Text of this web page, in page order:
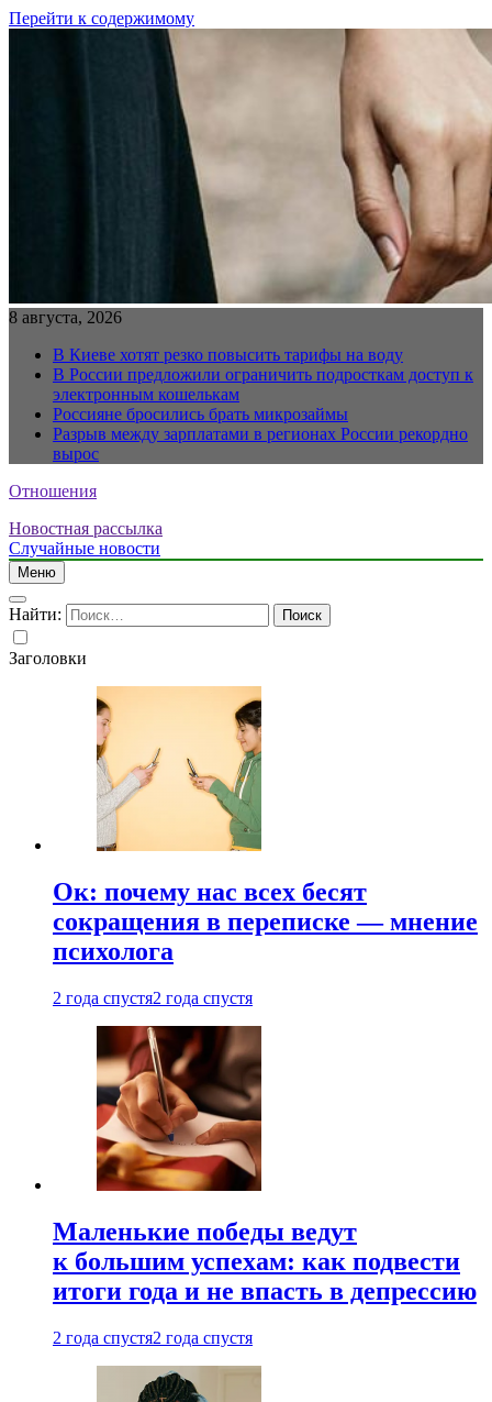
Перейти к содержимому
8 августа, 2026
В Киеве хотят резко повысить тарифы на воду
В России предложили ограничить подросткам доступ к
электронным кошелькам
Россияне бросились брать микрозаймы
Разрыв между зарплатами в регионах России рекордно
вырос
Отношения
Новостная рассылка
Случайные новости
Меню
Найти:
Заголовки
Ок: почему нас всех бесят
сокращения в переписке — мнение
психолога
2 года спустя2 года спустя
Маленькие победы ведут
к большим успехам: как подвести
итоги года и не впасть в депрессию
2 года спустя2 года спустя